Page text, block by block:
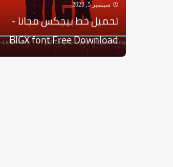
سبتمبر 5, 2023
تحميل خط بيجكس مجانا -
BIGX font Free Download